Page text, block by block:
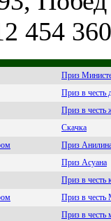
454 360
Приз
Приз в честь
Приз в честь
Скачка
Приз
Приз Асуана
Приз в честь
Приз в честь
Приз в честь